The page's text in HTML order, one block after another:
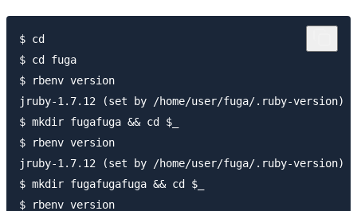
$ cd
$ cd fuga
$ rbenv version
jruby-1.7.12 (set by /home/user/fuga/.ruby-version)
$ mkdir fugafuga && cd $_
$ rbenv version
jruby-1.7.12 (set by /home/user/fuga/.ruby-version)
$ mkdir fugafugafuga && cd $_
$ rbenv version